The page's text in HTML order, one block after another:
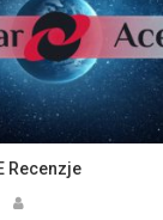
Recenzje